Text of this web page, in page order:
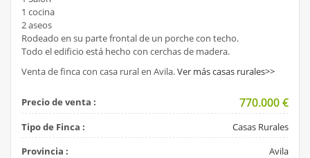
1 cocina
2 aseos
Rodeado en su parte frontal de un porche con techo.
Todo el edificio está hecho con cerchas de madera.
Venta de finca con casa rural en Avila.Ver más casas rurales>>
Precio de venta : 770.000€
Tipo de Finca :
Casas Rurales
Provincia :
Avila